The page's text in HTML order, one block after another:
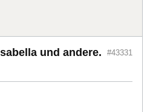
und andere. #43331